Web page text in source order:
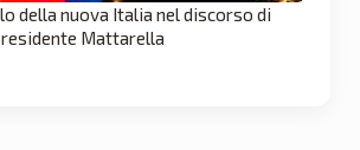
della nuova Italia nel discorso di
Mattarella